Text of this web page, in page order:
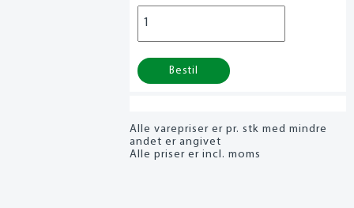
Bestil
Alle varepriser er pr. stk med mindre
andet er angivet
Alle priser er incl. moms